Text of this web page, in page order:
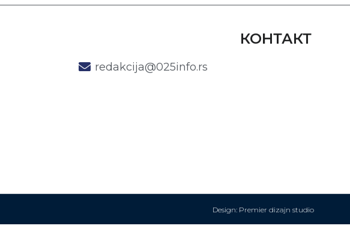
КОНТАКТ
redakcija@025info.rs
Design: Premier dizajn studio